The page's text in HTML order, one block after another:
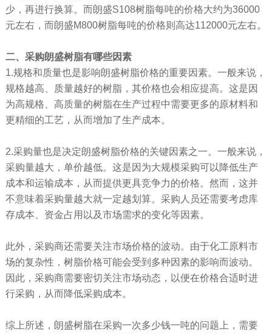
少，再进行换算。而朗盛S108树脂每吨的价格大约为36000
元左右，而朗盛M800树脂每吨的价格则高达112000元左右。
二、采购朗盛树脂有哪些因素
1.规格和质量也是影响朗盛树脂价格的重要因素。一般来说，
规格越高、质量越好的树脂，其价格也会相应提高。这是因
为高规格、高质量的树脂在生产过程中需要更多的原材料和
更精细的工艺，从而增加了生产成本。
2.采购量也是决定朗盛树脂价格的关键因素之一。一般来说，
采购量越大，单价越低。这是因为大规模采购可以降低生产
成本和运输成本，从而提供更具竞争力的价格。然而，这并
不意味着采购量越大就一定越划算。采购人员还需要考虑库
存成本、资金占用以及市场需求的变化等因素。
此外，采购商还需要关注市场价格的波动。由于化工原料市
场的复杂性，树脂价格可能会受到多种因素的影响而波动。
因此，采购商需要密切关注市场动态，以便在价格合适时进
行采购，从而降低采购成本。
综上所述，朗盛树脂在采购一次多少钱一吨的问题上，需要